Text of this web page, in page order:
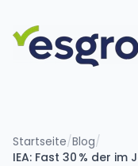
Startseite/Blog/